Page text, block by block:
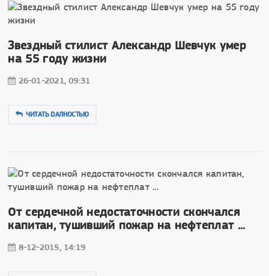
Звездный стилист Александр Шевчук умер
на 55 году жизни
26-01-2021, 09:31
ЧИТАТЬ DAЛНОСТЬЮ
От сердечной недостаточности скончался
капитан, тушивший пожар на нефтеплат ...
8-12-2015, 14:19